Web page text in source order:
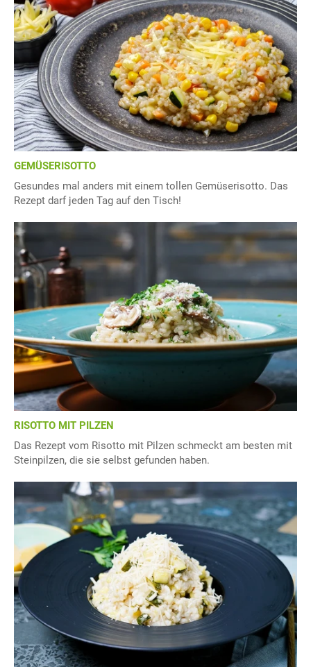
GEMÜSERISOTTO
Gesundes mal anders mit einem tollen Gemüserisotto. Das
Rezept darf jeden Tag auf den Tisch!
RISOTTO MIT PILZEN
Das Rezept vom Risotto mit Pilzen schmeckt am besten mit
Steinpilzen, die sie selbst gefunden haben.